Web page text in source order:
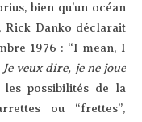
bien qu’un océan
Rick Dan­ko décla­rait
1976 : “I mean, I
Je veux dire, je ne joue
les pos­si­bi­li­tés de la
ou “frettes”,